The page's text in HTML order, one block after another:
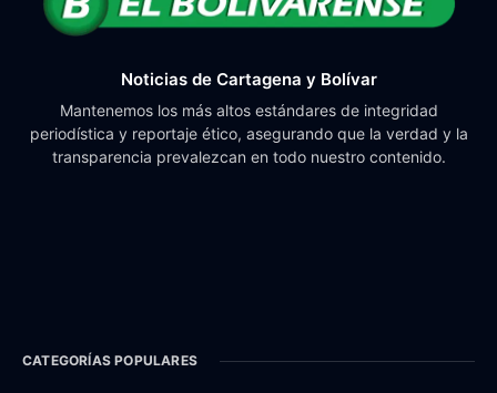
Noticias de Cartagena y Bolívar
Mantenemos los más altos estándares de integridad
periodística y reportaje ético, asegurando que la verdad y la
transparencia prevalezcan en todo nuestro contenido.
CATEGORÍAS POPULARES